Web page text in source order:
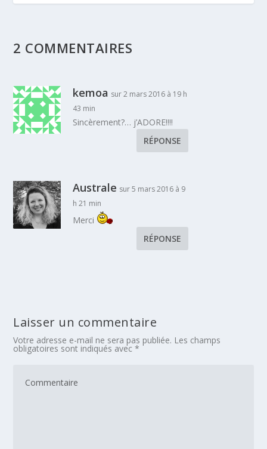
2 COMMENTAIRES
kemoa sur 2 mars 2016 à 19 h
43 min
Sincèrement?… j’ADORE!!!!
RÉPONSE
Australe sur 5 mars 2016 à 9
h 21 min
Merci
RÉPONSE
Laisser un commentaire
Votre adresse e-mail ne sera pas publiée. Les champs
obligatoires sont indiqués avec*